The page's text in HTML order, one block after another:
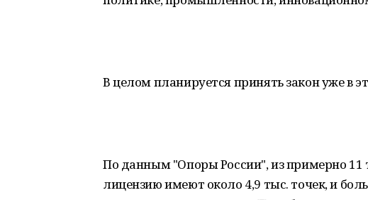
В целом планируется принять закон уже в
По данным "Опоры России", из примерно 11
лицензию имеют около 4,9 тыс. точек, и